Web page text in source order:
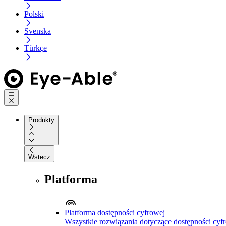
Polski
Svenska
Türkçe
Produkty
Wstecz
Platforma
Platforma dostępności cyfrowej
Wszystkie rozwiązania dotyczące dostępności